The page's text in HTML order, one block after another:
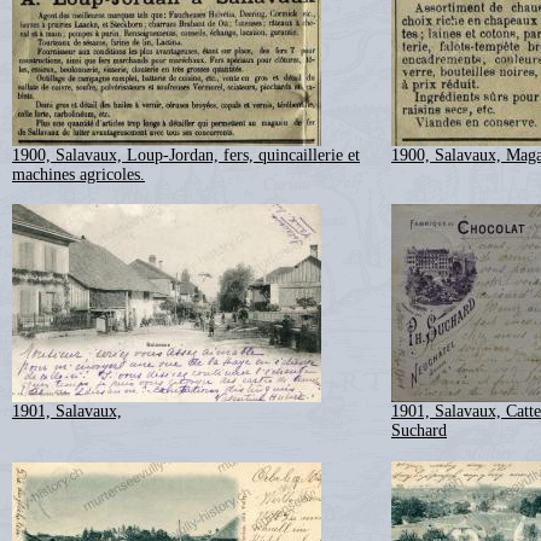
1900, Salavaux, Loup-Jordan, fers, quincaillerie et
machines agricoles.
1900, Salavaux,
1901, Salavaux,
1901, Salavaux,
Suchard